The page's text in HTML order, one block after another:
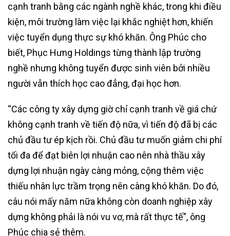
cạnh tranh bằng các ngành nghề khác, trong khi điều
kiện, môi trường làm việc lại khắc nghiệt hơn, khiến
việc tuyển dụng thực sự khó khăn. Ông Phúc cho
biết, Phục Hưng Holdings từng thành lập trường
nghề nhưng không tuyển được sinh viên bởi nhiều
người vẫn thích học cao đẳng, đại học hơn.
“Các công ty xây dựng giờ chỉ cạnh tranh về giá chứ
không cạnh tranh về tiến độ nữa, vì tiến độ đã bị các
chủ đầu tư ép kịch rồi. Chủ đầu tư muốn giảm chi phí
tối đa để đạt biên lợi nhuận cao nên nhà thầu xây
dựng lợi nhuận ngày càng mỏng, cộng thêm việc
thiếu nhân lực trầm trọng nên càng khó khăn. Do đó,
câu nói mấy năm nữa không còn doanh nghiệp xây
dựng không phải là nói vu vơ, mà rất thực tế”, ông
Phúc chia sẻ thêm.